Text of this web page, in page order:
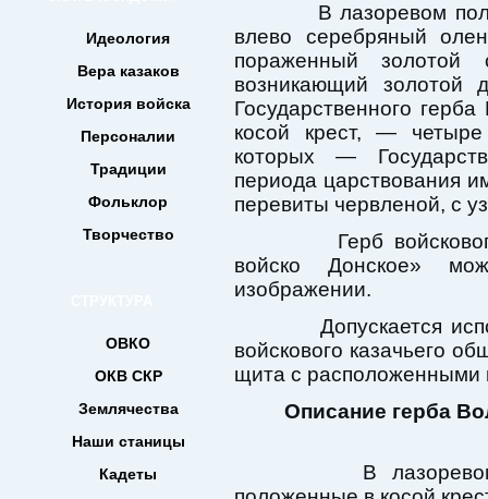
Идеология
Вера казаков
История войска
Персоналии
Традиции
Фольклор
Творчество
ОВКО
ОКВ СКР
Землячества
Наши станицы
Кадеты
В лазоревом
влево серебряный
пораженный
возникающий золотой
Государственного
косой крест, —
которых —
периода царствования
перевиты червленой, с
Герб войскового
войско Донское»
изображении.
Допускается
войскового казачьего
щита с расположенными
Описание герба
В лазоревом